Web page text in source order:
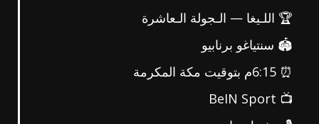
🏆 اللـيغا — الـجولة الـعاشرة
🏟️ سنتياغو برنابيو
⏰ 6:15م بتوقيت مكة المكرمة
📺 BeIN Sport